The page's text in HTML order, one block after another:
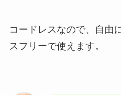
コードレスなので、自由
スフリーで使えます。